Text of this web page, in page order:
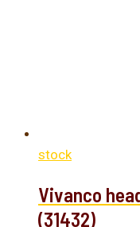
stock
Vivanco
(31432)